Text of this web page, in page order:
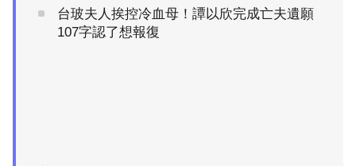
台玻夫人挨控冷血母！譚以欣完成亡夫遺願
107字認了想報復